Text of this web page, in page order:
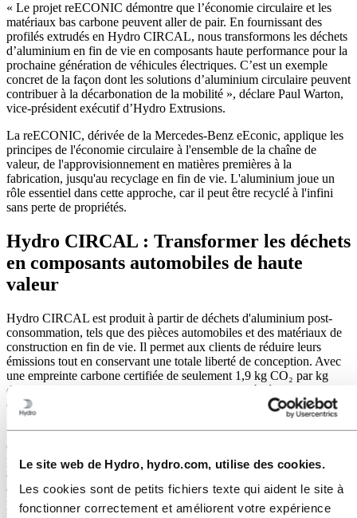
Le site web de Hydro, hydro.com, utilise des cookies.
Les cookies sont de petits fichiers texte qui aident le site à
fonctionner correctement et améliorent votre expérience
« Le projet reECONIC démontre que l’économie circulaire et les
matériaux bas carbone peuvent aller de pair. En fournissant des
profilés extrudés en Hydro CIRCAL, nous transformons les déchets
d’aluminium en fin de vie en composants haute performance pour la
prochaine génération de véhicules électriques. C’est un exemple
concret de la façon dont les solutions d’aluminium circulaire peuvent
contribuer à la décarbonation de la mobilité », déclare Paul Warton,
vice-président exécutif d’Hydro Extrusions.
La reECONIC, dérivée de la Mercedes-Benz eEconic, applique les
principes de l'économie circulaire à l'ensemble de la chaîne de
valeur, de l'approvisionnement en matières premières à la
fabrication, jusqu'au recyclage en fin de vie. L'aluminium joue un
rôle essentiel dans cette approche, car il peut être recyclé à l'infini
sans perte de propriétés.
Hydro CIRCAL : Transformer les déchets
en composants automobiles de haute
valeur
Hydro CIRCAL est produit à partir de déchets d'aluminium post-
consommation, tels que des pièces automobiles et des matériaux de
construction en fin de vie. Il permet aux clients de réduire leurs
émissions tout en conservant une totale liberté de conception. Avec
une empreinte carbone certifiée de seulement 1,9 kg CO₂ par kg
d'aluminium, Hydro CIRCAL aide les fabricants à réduire l'impact
environnemental de leurs produits dès la phase de production.
« Le développement durable fait partie intégrante de notre stratégie,
que nous mettons en œuvre dans le cadre de ce projet aux côtés de
partenaires solides. Nous poursuivons un objectif clair : la
décarbonation de nos produits. Avec le reECONIC, nous illustrons
concrètement la voie vers une chaîne de valeur plus durable dans la
production automobile », déclare Achim Puchert, PDG de